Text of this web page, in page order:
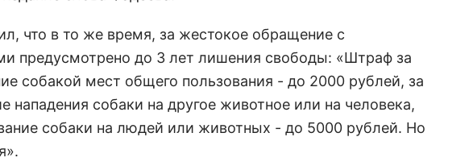
что в то же время, за жестокое обращение с
предусмотрено до 3 лет лишения свободы: «Штраф за
собакой мест общего пользования - до 2000 рублей, за
нападения собаки на другое животное или на человека,
собаки на людей или животных - до 5000 рублей. Но